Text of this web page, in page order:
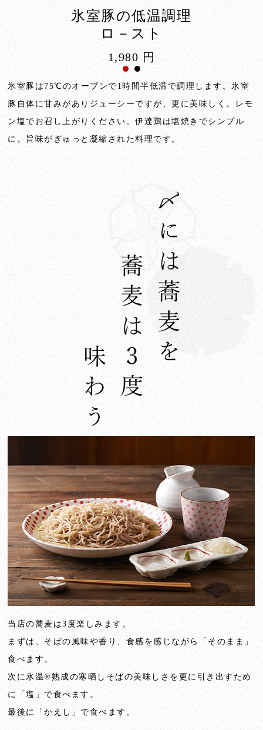
氷室豚の低温調理
ロ－スト
1,980 円
氷室豚は75℃のオーブンで1時間半低温で調理します。氷室
豚自体に甘みがありジューシーですが、更に美味しく。レモ
ン塩でお召し上がりください。伊達鶏は塩焼きでシンプル
に。旨味がぎゅっと凝縮された料理です。
当店の蕎麦は3度楽しみます。
まずは、そばの風味や香り、食感を感じながら「そのまま」
食べます。
次に氷温®熟成の寒晒しそばの美味しさを更に引き出すため
に「塩」で食べます。
最後に「かえし」で食べます。